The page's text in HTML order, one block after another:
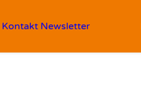
Kontakt Newsletter